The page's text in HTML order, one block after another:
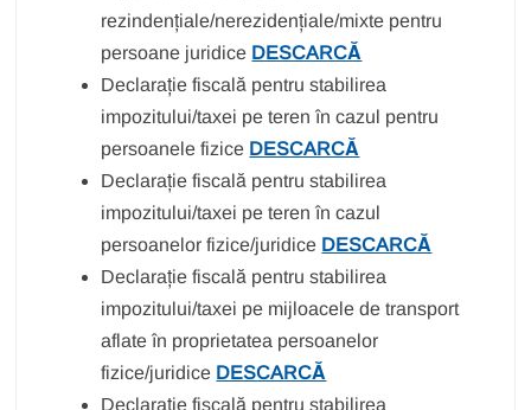
rezindențiale/nerezidențiale/mixte pentru
persoane juridice DESCARCĂ
Declarație fiscală pentru stabilirea
impozitului/taxei pe teren în cazul pentru
persoanele fizice DESCARCĂ
Declarație fiscală pentru stabilirea
impozitului/taxei pe teren în cazul
persoanelor fizice/juridice DESCARCĂ
Declarație fiscală pentru stabilirea
impozitului/taxei pe mijloacele de transport
aflate în proprietatea persoanelor
fizice/juridice DESCARCĂ
Declarație fiscală pentru stabilirea